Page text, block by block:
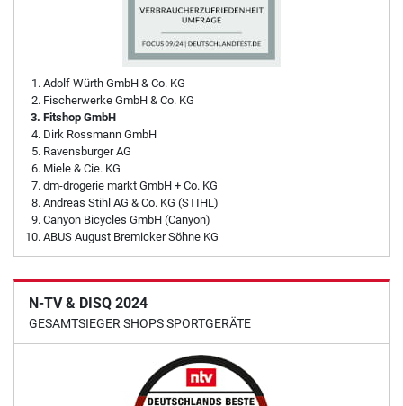
Adolf Würth GmbH & Co. KG
Fischerwerke GmbH & Co. KG
Fitshop GmbH
Dirk Rossmann GmbH
Ravensburger AG
Miele & Cie. KG
dm-drogerie markt GmbH + Co. KG
Andreas Stihl AG & Co. KG (STIHL)
Canyon Bicycles GmbH (Canyon)
ABUS August Bremicker Söhne KG
N-TV & DISQ 2024
GESAMTSIEGER SHOPS SPORTGERÄTE